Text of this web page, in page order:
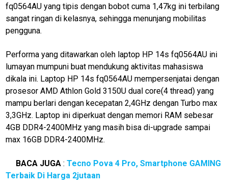
fq0564AU yang tipis dengan bobot cuma 1,47kg ini terbilang
sangat ringan di kelasnya, sehingga menunjang mobilitas
pengguna.
Performa yang ditawarkan oleh laptop HP 14s fq0564AU ini
lumayan mumpuni buat mendukung aktivitas mahasiswa
dikala ini. Laptop HP 14s fq0564AU mempersenjatai dengan
prosesor AMD Athlon Gold 3150U dual core(4 thread) yang
mampu berlari dengan kecepatan 2,4GHz dengan Turbo max
3,3GHz. Laptop ini diperkuat dengan memori RAM sebesar
4GB DDR4-2400MHz yang masih bisa di-upgrade sampai
max 16GB DDR4-2400MHz.
BACA JUGA :Tecno Pova 4 Pro, Smartphone GAMING
Terbaik Di Harga 2jutaan
W
jawabarat
Guide
Money
Liputan
Gadget